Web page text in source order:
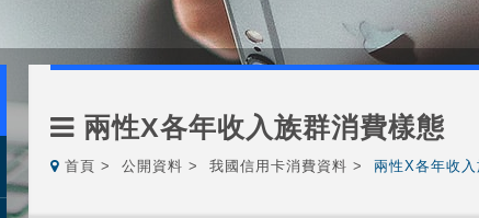
兩性X各年收入族群消費樣態
首頁 公開資料 我國信用卡消費資料 兩性X各年收